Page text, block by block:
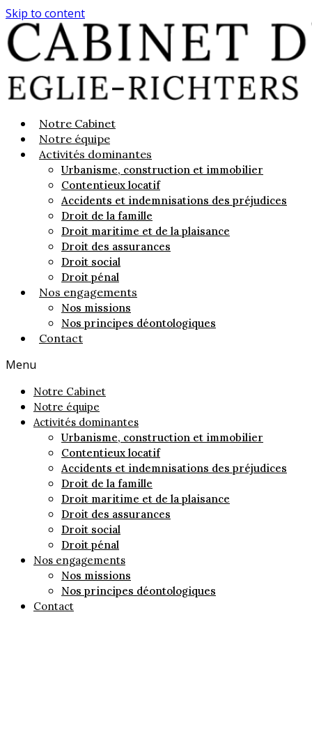
Skip to content
Notre Cabinet
Notre équipe
Activités dominantes
Urbanisme, construction et immobilier
Contentieux locatif
Accidents et indemnisations des préjudices
Droit de la famille
Droit maritime et de la plaisance
Droit des assurances
Droit social
Droit pénal
Nos engagements
Nos missions
Nos principes déontologiques
Contact
Menu
Notre Cabinet
Notre équipe
Activités dominantes
Urbanisme, construction et immobilier
Contentieux locatif
Accidents et indemnisations des préjudices
Droit de la famille
Droit maritime et de la plaisance
Droit des assurances
Droit social
Droit pénal
Nos engagements
Nos missions
Nos principes déontologiques
Contact